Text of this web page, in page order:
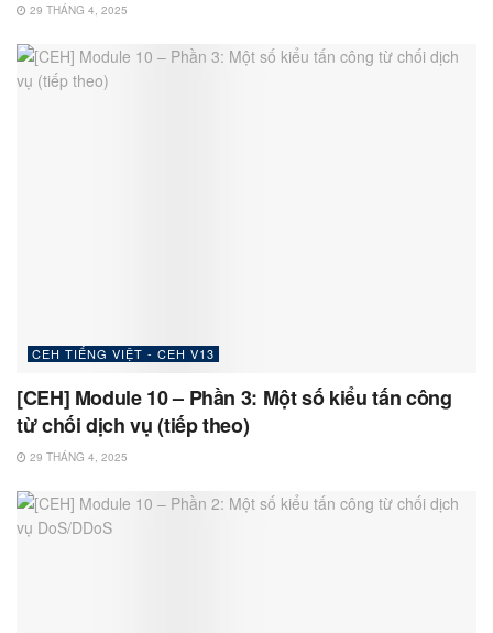
29 THÁNG 4, 2025
CEH TIẾNG VIỆT - CEH V13
[CEH] Module 10 – Phần 3: Một số kiểu tấn công
từ chối dịch vụ (tiếp theo)
29 THÁNG 4, 2025